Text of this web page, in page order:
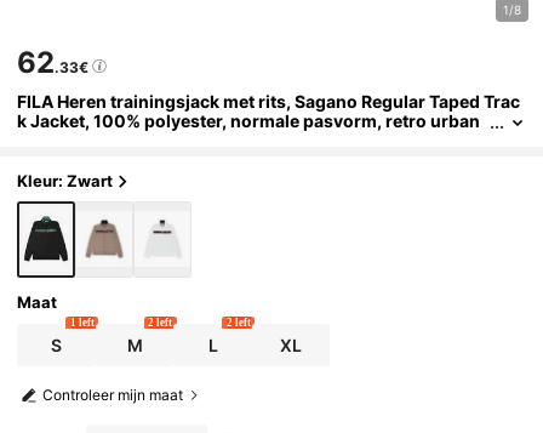
1/8
62.33€
FILA Heren trainingsjack met rits, Sagano Regular Taped Trac
k Jacket, 100% polyester, normale pasvorm, retro urban
Kleur: Zwart
Maat
S
1 left
M
2 left
L
2 left
XL
Controleer mijn maat